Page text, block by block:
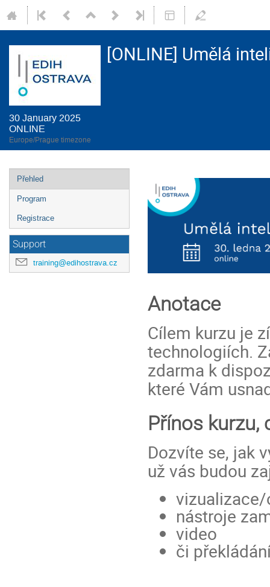
[ONLINE] Umělá
30 January 2025
ONLINE
Europe/Prague timezone
Event
menu
Přehled
Program
Registrace
Support
training@edihostrava.cz
Anotace
Cílem kurzu je
technologiích.
zdarma k
které Vám
Přínos kurzu,
Dozvíte se, jak
už vás budou
vizualizace/
nástroje
video
či